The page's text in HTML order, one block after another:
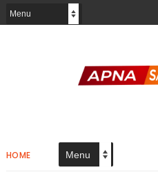
HOME